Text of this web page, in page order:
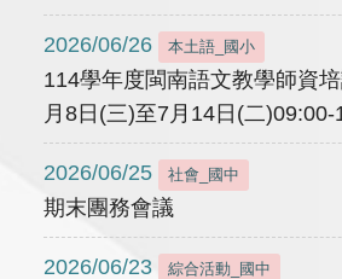
2026/06/26 本土語_國小
114學年度閩南語文教學師資
月8日(三)至7月14日(二)09:00-
2026/06/25 社會_國中
期末團務會議
2026/06/23 綜合活動_國中